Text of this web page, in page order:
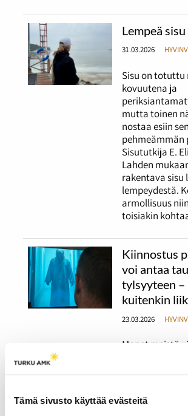
Tämä sivusto käyttää evästeitä
Lempeä sisu
31.03.2026
Sisu on totuttu
kovuutena ja
mutta toinen
nostaa esiin sen
pehmeämmän
Sisututkija E.
Lahden
rakentava sisu
lempeydestä.
armollisuus
toisiakin
Kiinnostus
voi antaa
tylsyyteen –
kuitenkin
23.03.2026
Monet meistä
ihailijansa.